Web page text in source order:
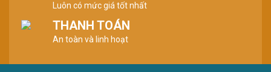
Luôn có mức giá tốt nhất
THANH TOÁN
An toàn và linh hoạt